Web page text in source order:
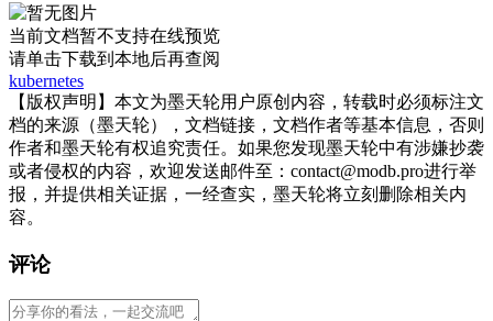
当前文档暂不支持在线预览
请单击下载到本地后再查阅
kubernetes
【版权声明】本文为墨天轮用户原创内容，转载时必须标注文
档的来源（墨天轮），文档链接，文档作者等基本信息，否则
作者和墨天轮有权追究责任。如果您发现墨天轮中有涉嫌抄袭
或者侵权的内容，欢迎发送邮件至：contact@modb.pro进行举
报，并提供相关证据，一经查实，墨天轮将立刻删除相关内
容。
评论